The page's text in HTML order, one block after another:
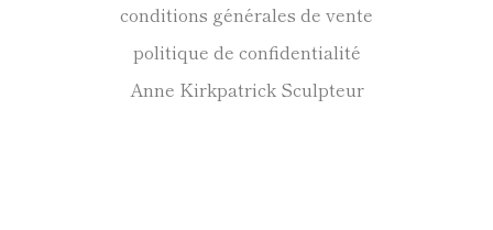
conditions générales de vente
politique de confidentialité
Anne Kirkpatrick Sculpteur